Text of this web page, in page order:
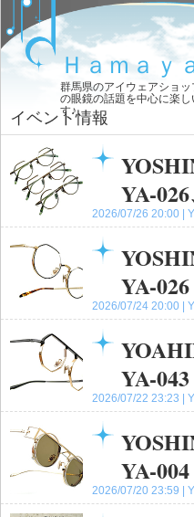
Ｈａｍａｙ
群馬県のアイウェアショ
の眼鏡の話題を中心に楽
す♪
イベント情報
YA-
2026/07/26 20:00
崎店
コメント(0)
YA-026
2026/07/24 20:00
崎店
コメント(0)
YA-043
2026/07/22 23:23
崎店
コメント(0)
YA-004
2026/07/20 23:59
崎店
コメント(0)